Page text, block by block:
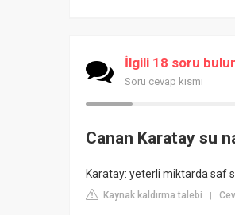
İlgili 18 soru
Soru cevap kısmı
Canan Karatay su
Karatay: yeterli miktarda saf
Kaynak kaldırma talebi |